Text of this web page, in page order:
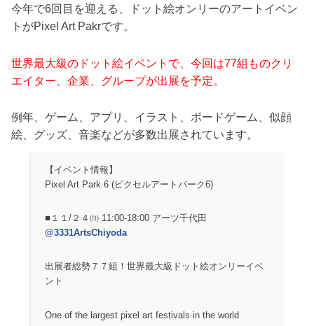
今年で6回目を迎える、ドット絵オンリーのアートイベン
トがPixel Art Pakrです。
世界最大級のドット絵イベントで、今回は77組ものクリ
エイター、企業、グループが出展を予定。
例年、ゲーム、アプリ、イラスト、ボードゲーム、似顔
絵、グッズ、音楽などが多数出展されています。
【イベント情報】
Pixel Art Park 6 (ピクセルアートパーク6)
■１１/２４㈰ 11:00-18:00 アーツ千代田
@3331ArtsChiyoda
出展者総勢７７組！世界最大級ドット絵オンリーイベ
ント
One of the largest pixel art festivals in the world